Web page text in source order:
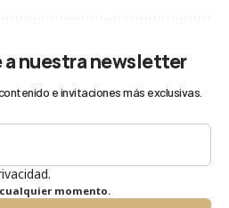
nuestra newsletter
e invitaciones más exclusivas.
momento.